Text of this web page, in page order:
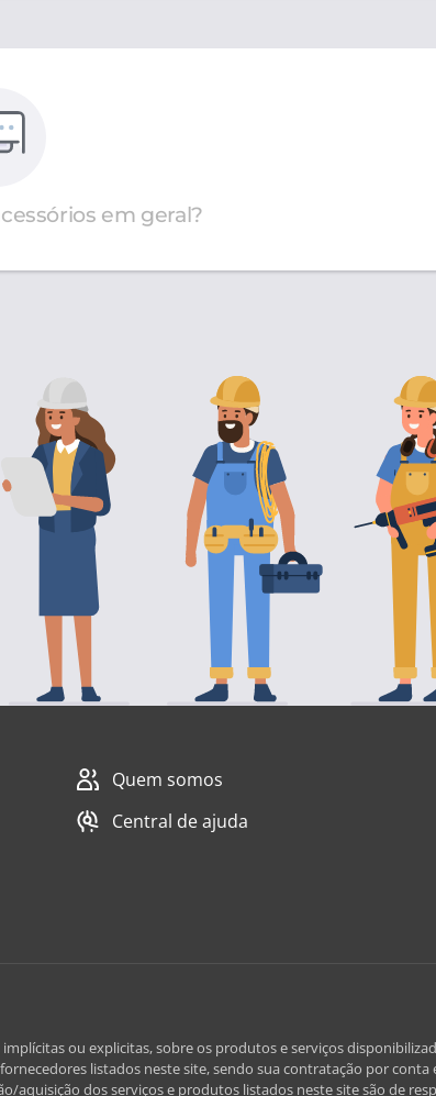
em geral?
Quem somos
Central de ajuda
ou explicitas, sobre os produtos e serviços
listados neste site, sendo sua contratação por conta
dos serviços e produtos listados neste site são de